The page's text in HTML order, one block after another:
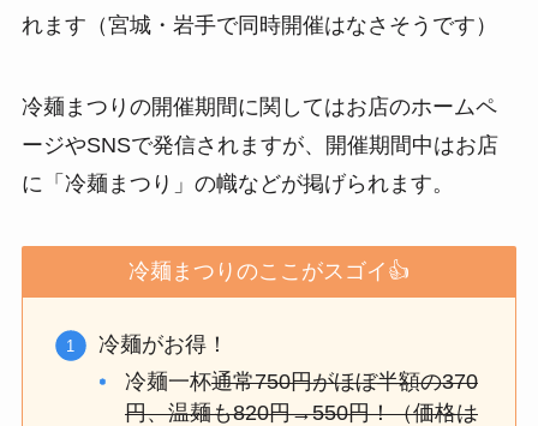
れます（宮城・岩手で同時開催はなさそうです）
冷麺まつりの開催期間に関してはお店のホームペ
ージやSNSで発信されますが、開催期間中はお店
に「冷麺まつり」の幟などが掲げられます。
冷麺まつりのここがスゴイ👍
冷麺がお得！
冷麺一杯通常750円がほぼ半額の370
円、温麺も820円→550円！（価格は